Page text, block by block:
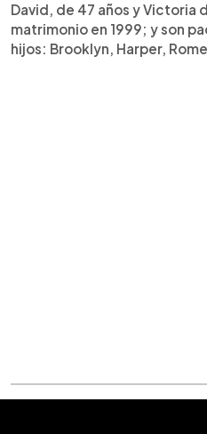
David, de 47 años y Victoria
matrimonio en 1999; y son
hijos: Brooklyn, Harper,